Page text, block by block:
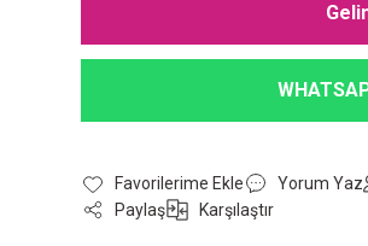
Yorum Yaz
Paylaş
Karşılaştır